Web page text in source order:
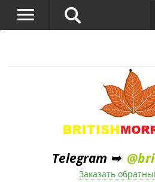
Telegram ➥
Заказать